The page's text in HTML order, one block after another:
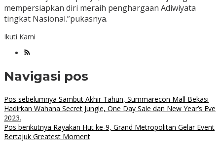
mempersiapkan diri meraih penghargaan Adiwiyata
tingkat Nasional.”pukasnya.
Ikuti Kami
Navigasi pos
Pos sebelumnya Sambut Akhir Tahun, Summarecon Mall Bekasi
Hadirkan Wahana Secret Jungle, One Day Sale dan New Year’s Eve
2023.
Pos berikutnya Rayakan Hut ke-9, Grand Metropolitan Gelar Event
Bertajuk Greatest Moment